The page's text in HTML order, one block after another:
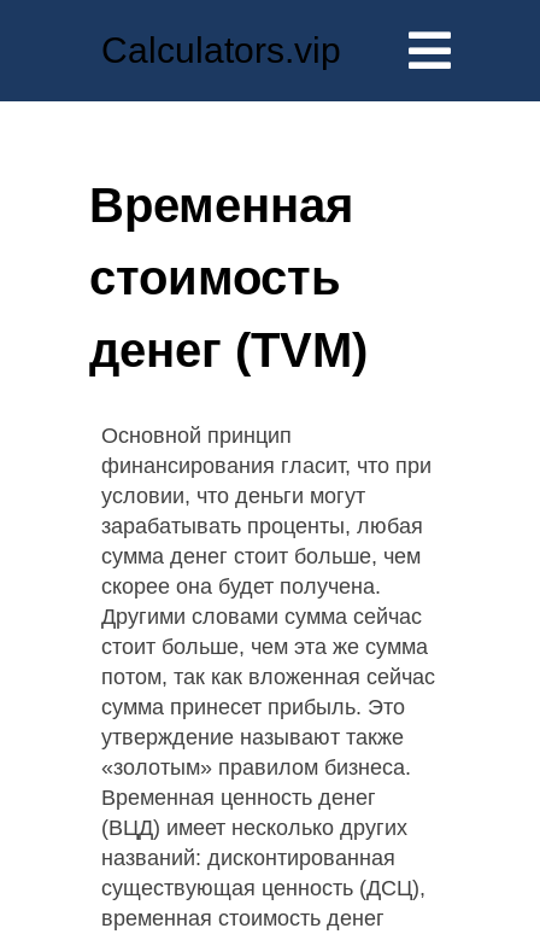
Calculators.vip
Временная
стоимость
денег (TVM)
Основной принцип
финансирования гласит, что при
условии, что деньги могут
зарабатывать проценты, любая
сумма денег стоит больше, чем
скорее она будет получена.
Другими словами сумма сейчас
стоит больше, чем эта же сумма
потом, так как вложенная сейчас
сумма принесет прибыль. Это
утверждение называют также
«золотым» правилом бизнеса.
Временная ценность денег
(ВЦД) имеет несколько других
названий: дисконтированная
существующая ценность (ДСЦ),
временная стоимость денег